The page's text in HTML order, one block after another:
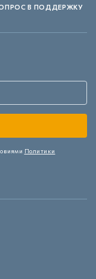
В ПОДДЕРЖКУ
Политики